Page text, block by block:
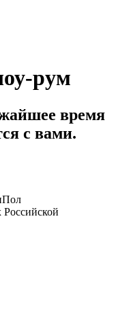
рум
время
с вами.
Российской